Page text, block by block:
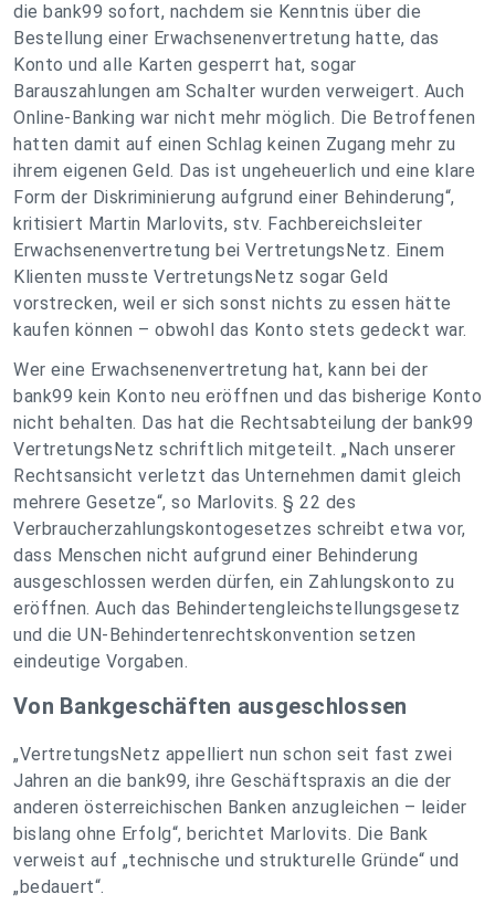
die bank99 sofort, nachdem sie Kenntnis über die
Bestellung einer Erwachsenenvertretung hatte, das
Konto und alle Karten gesperrt hat, sogar
Barauszahlungen am Schalter wurden verweigert. Auch
Online-Banking war nicht mehr möglich. Die Betroffenen
hatten damit auf einen Schlag keinen Zugang mehr zu
ihrem eigenen Geld. Das ist ungeheuerlich und eine klare
Form der Diskriminierung aufgrund einer Behinderung“,
kritisiert Martin Marlovits, stv. Fachbereichsleiter
Erwachsenenvertretung bei VertretungsNetz. Einem
Klienten musste VertretungsNetz sogar Geld
vorstrecken, weil er sich sonst nichts zu essen hätte
kaufen können – obwohl das Konto stets gedeckt war.
Wer eine Erwachsenenvertretung hat, kann bei der
bank99 kein Konto neu eröffnen und das bisherige Konto
nicht behalten. Das hat die Rechtsabteilung der bank99
VertretungsNetz schriftlich mitgeteilt. „Nach unserer
Rechtsansicht verletzt das Unternehmen damit gleich
mehrere Gesetze“, so Marlovits. § 22 des
Verbraucherzahlungs­kontogesetzes schreibt etwa vor,
dass Menschen nicht aufgrund einer Behinderung
ausgeschlossen werden dürfen, ein Zahlungskonto zu
eröffnen. Auch das Behindertengleichstellungs­gesetz
und die UN-Behindertenrechtskonvention setzen
eindeutige Vorgaben.
Von Bankgeschäften ausgeschlossen
„VertretungsNetz appelliert nun schon seit fast zwei
Jahren an die bank99, ihre Geschäftspraxis an die der
anderen österreichischen Banken anzugleichen – leider
bislang ohne Erfolg“, berichtet Marlovits. Die Bank
verweist auf „technische und strukturelle Gründe“ und
„bedauert“.